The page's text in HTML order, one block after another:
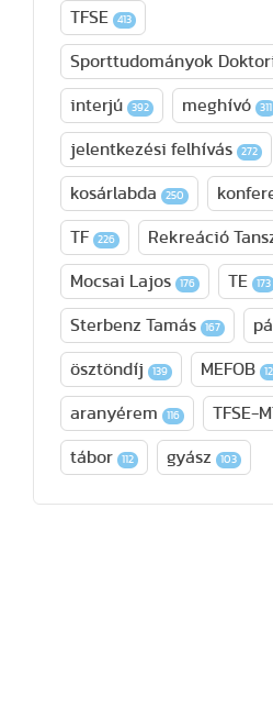
TFSE 413
Sporttudományok
interjú 392 meghívó 311
jelentkezési felhívás 272
kosárlabda 250
TF 226 Rekreáció
Mocsai Lajos 176 TE 173
Sterbenz Tamás 167
ösztöndíj 139 MEFOB
aranyérem 116 TFSE-
tábor 112 gyász 103